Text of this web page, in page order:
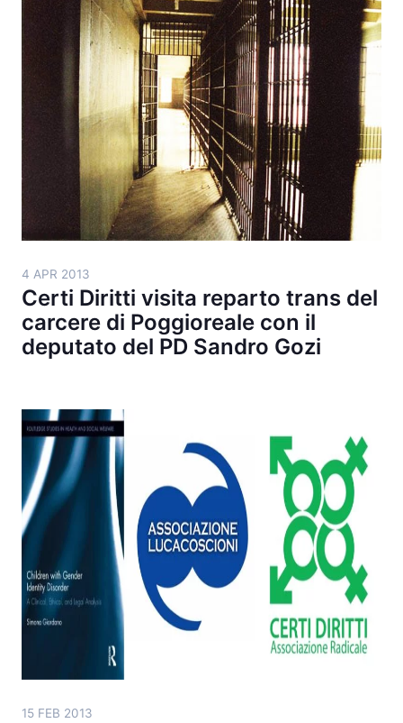
4 APR 2013
Certi Diritti visita reparto trans del
carcere di Poggioreale con il
deputato del PD Sandro Gozi
15 FEB 2013